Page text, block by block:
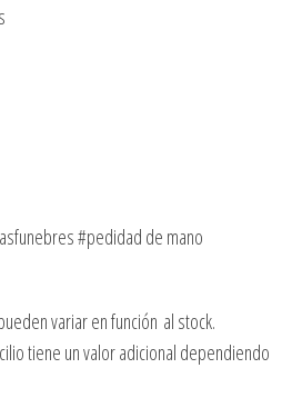
#pedidad de mano
variar en función al stock.
tiene un valor adicional dependiendo